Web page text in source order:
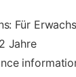
Für
Jahre